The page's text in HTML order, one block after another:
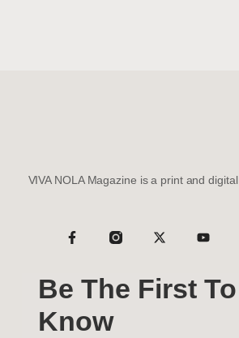
VIVA NOLA Magazine is a print and
Be The First To
Know